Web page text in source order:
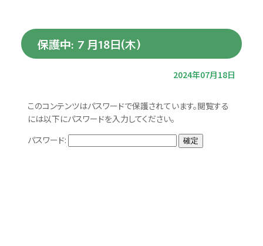
保護中: ７月18日(木)
2024年07月18日
このコンテンツはパスワードで保護されています。閲覧する
には以下にパスワードを入力してください。
パスワード: